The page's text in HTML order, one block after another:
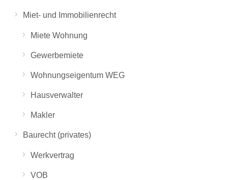
Miet- und Immobilienrecht
Miete Wohnung
Gewerbemiete
Wohnungseigentum WEG
Hausverwalter
Makler
Baurecht (privates)
Werkvertrag
VOB